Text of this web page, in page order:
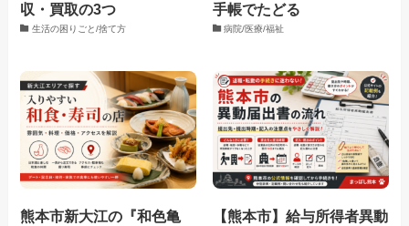
収・買取の3つ
生活の困りごと/捨て方
手帳でたどる
病院/医療/福祉
熊本市新大江の『和色亀
【熊本市】給与所得者異動